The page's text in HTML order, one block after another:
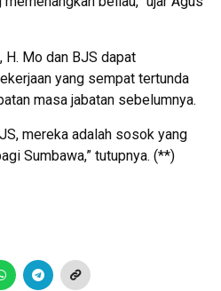
H. Mo dan BJS dapat
yang sempat tertunda
masa jabatan sebelumnya.
mereka adalah sosok yang
Sumbawa,” tutupnya. (**)